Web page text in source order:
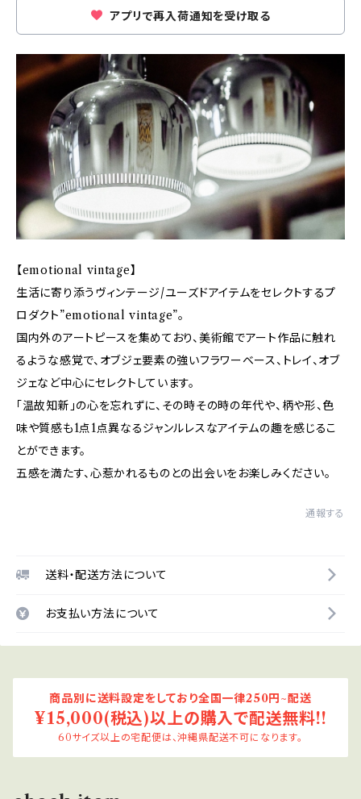
アプリで再入荷通知を受け取る
【emotional vintage】
生活に寄り添うヴィンテージ/ユーズドアイテムをセレクトするプ
ロダクト”emotional vintage”。
国内外のアートピースを集めており、美術館でアート作品に触れ
るような感覚で、オブジェ要素の強いフラワーベース、トレイ、オブ
ジェなど中心にセレクトしています。
「温故知新」の心を忘れずに、その時その時の年代や、柄や形、色
味や質感も1点1点異なるジャンルレスなアイテムの趣を感じるこ
とができます。
五感を満たす、心惹かれるものとの出会いをお楽しみください。
通報する
送料・配送方法について
お支払い方法について
商品別に送料設定をしており全国一律250円~配送
¥15,000(税込)以上の購入で配送無料!!
60サイズ以上の宅配便は、沖縄県配送不可になります。